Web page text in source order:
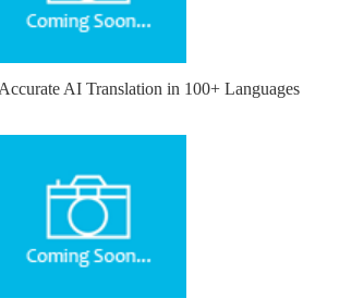
AI Translation in 100+ Languages